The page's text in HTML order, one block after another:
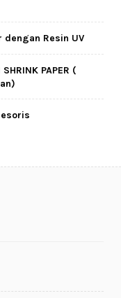
dengan Resin UV
PAPER (